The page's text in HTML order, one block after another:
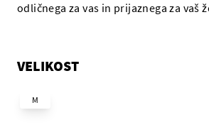
odličnega za vas in prijaznega za vaš
VELIKOST
M